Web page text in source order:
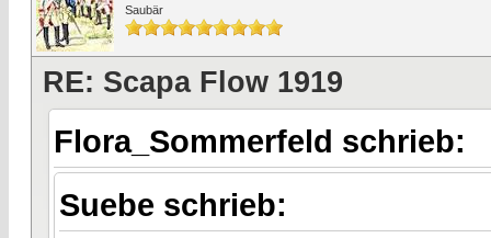
Saubär
RE: Scapa Flow 1919
Flora_Sommerfeld schrieb:
Suebe schrieb: